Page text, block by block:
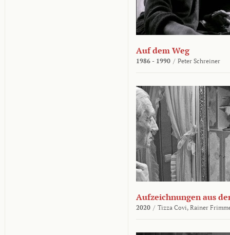
Auf dem Weg
1986 - 1990 / Peter Schreiner
Aufzeichnungen aus
2020 / Tizza Covi, Rainer